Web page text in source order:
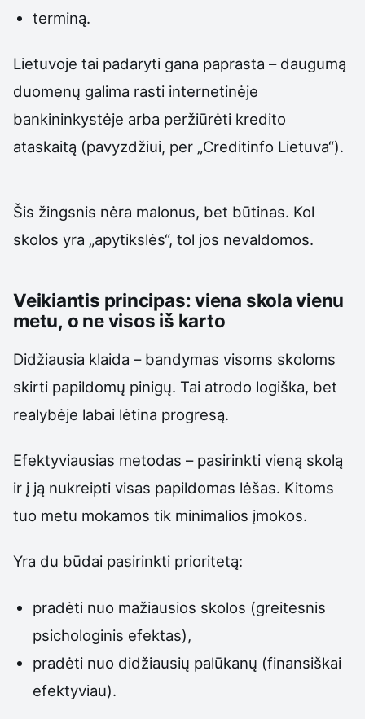
terminą.
Lietuvoje tai padaryti gana paprasta – daugumą
duomenų galima rasti internetinėje
bankininkystėje arba peržiūrėti kredito
ataskaitą (pavyzdžiui, per „Creditinfo Lietuva“).
Šis žingsnis nėra malonus, bet būtinas. Kol
skolos yra „apytikslės“, tol jos nevaldomos.
Veikiantis principas: viena skola vienu
metu, o ne visos iš karto
Didžiausia klaida – bandymas visoms skoloms
skirti papildomų pinigų. Tai atrodo logiška, bet
realybėje labai lėtina progresą.
Efektyviausias metodas – pasirinkti vieną skolą
ir į ją nukreipti visas papildomas lėšas. Kitoms
tuo metu mokamos tik minimalios įmokos.
Yra du būdai pasirinkti prioritetą:
pradėti nuo mažiausios skolos (greitesnis
psichologinis efektas),
pradėti nuo didžiausių palūkanų (finansiškai
efektyviau).